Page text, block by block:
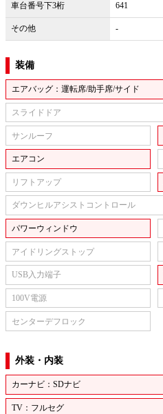
車台番号下3桁 641
その他 -
装備
エアバッグ：運転席/助手席/サイド
スライドドア
サンルーフ
エアコン
リフトアップ
ダウンヒルアシストコントロール
パワーウィンドウ
アイドリングストップ
USB入力端子
100V電源
センターデフロック
外装・内装
カーナビ：SDナビ
TV：フルセグ